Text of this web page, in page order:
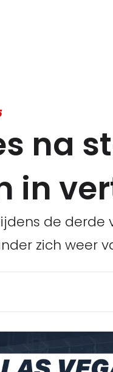
na
in
de derde
zich weer